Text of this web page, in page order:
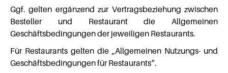
Ggf. gelten ergänzend zur Vertragsbeziehung zwischen
Besteller und Restaurant die Allgemeinen
Geschäftsbedingungen der jeweiligen Restaurants.
Für Restaurants gelten die „Allgemeinen Nutzungs- und
Geschäftsbedingungen für Restaurants“.